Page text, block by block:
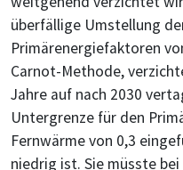
überfällige Umstellung
Primärenergiefaktoren
Carnot-Methode,
Jahre auf nach 2030
Untergrenze für den
Fernwärme von 0,3
niedrig ist. Sie müsste